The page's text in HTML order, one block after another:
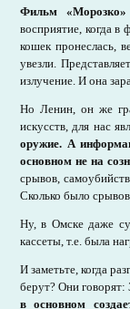
Фильм
восприятие, когда
кошек пронеслась,
увезли.
излучение. И она
Но Ленин, он же
искусств, для нас
оружие. А
основном не на
срывов,
Сколько было
Ну, в Омске даже
кассеты, т.е. была
И заметьте, когда
берут? Они
в основном